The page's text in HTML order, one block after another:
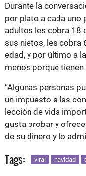
Durante la
por plato a cada uno
adultos les cobra 18
sus nietos, les cobra
edad, y por último a
menos porque
“Algunas personas
un impuesto a las
lección de vida
gusta probar y
de su dinero y lo
Tags: viral navidad